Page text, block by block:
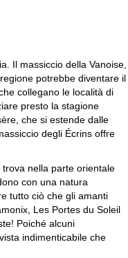
Il massiccio della Vanoise,
potrebbe diventare il
collegano le località di
presto la stagione
che si estende dalle
degli Écrins offre
nella parte orientale
con una natura
tutto ciò che gli amanti
Les Portes du Soleil
Poiché alcuni
indimenticabile che